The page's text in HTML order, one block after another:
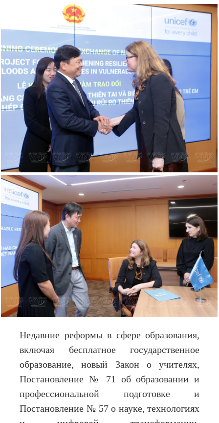
Недавние реформы в сфере образования,
включая бесплатное государственное
образование, новый Закон о учителях,
Постановление № 71 об образовании и
профессиональной подготовке и
Постановление № 57 о науке, технологиях